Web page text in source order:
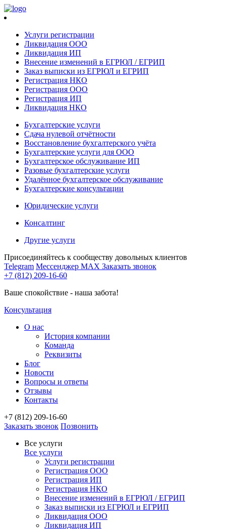
Услуги регистрации
Ликвидация ООО
Ликвидация ИП
Внесение изменений в ЕГРЮЛ / ЕГРИП
Заказ выписки из ЕГРЮЛ и ЕГРИП
Регистрация НКО
Регистрация ООО
Регистрация ИП
Ликвидация НКО
Бухгалтерские услуги
Сдача нулевой отчётности
Восстановление бухгалтерского учёта
Бухгалтерские услуги для ООО
Бухгалтерское обслуживание ИП
Разовые бухгалтерские услуги
Удалённое бухгалтерское обслуживание
Бухгалтерские консультации
Юридические услуги
Консалтинг
Другие услуги
Присоединяйтесь к сообществу довольных клиентов
Telegram Мессенджер MAX Заказать звонок
+7 (812) 209-16-60
Ваше спокойствие - наша забота!
Консультация
О нас
История компании
Команда
Реквизиты
Блог
Новости
Вопросы и ответы
Отзывы
Контакты
+7 (812) 209-16-60
Заказать звонок Позвонить
Все услуги
Все услуги
Услуги регистрации
Регистрация ООО
Регистрация ИП
Регистрация НКО
Внесение изменений в ЕГРЮЛ / ЕГРИП
Заказ выписки из ЕГРЮЛ и ЕГРИП
Ликвидация ООО
Ликвидация ИП